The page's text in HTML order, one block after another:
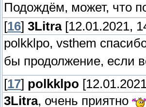
Подождём, может, что
[16] 3Litra[12.01.2021,
polkklpo, vsthem
бы продолжение, если
[17] polkklpo
3Litra, очень приятно